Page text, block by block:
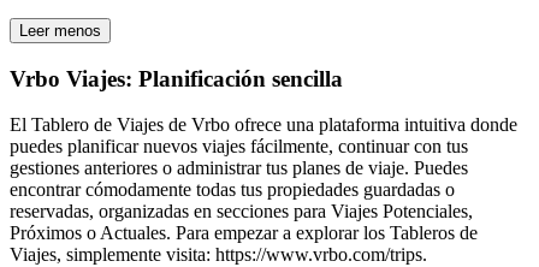
Leer menos
Vrbo Viajes: Planificación sencilla
El Tablero de Viajes de Vrbo ofrece una plataforma intuitiva donde
puedes planificar nuevos viajes fácilmente, continuar con tus
gestiones anteriores o administrar tus planes de viaje. Puedes
encontrar cómodamente todas tus propiedades guardadas o
reservadas, organizadas en secciones para Viajes Potenciales,
Próximos o Actuales. Para empezar a explorar los Tableros de
Viajes, simplemente visita: https://www.vrbo.com/trips.